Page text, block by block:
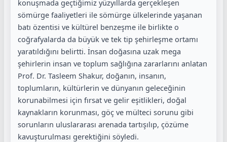
konuşmada geçtiğimiz yüzyıllarda gerçekleşen
sömürge faaliyetleri ile sömürge ülkelerinde yaşanan
batı özentisi ve kültürel benzeşme ile birlikte o
coğrafyalarda da büyük ve tek tip şehirleşme ortamı
yaratıldığını belirtti. İnsan doğasına uzak mega
şehirlerin insan ve toplum sağlığına zararlarını anlatan
Prof. Dr. Tasleem Shakur, doğanın, insanın,
toplumların, kültürlerin ve dünyanın geleceğinin
korunabilmesi için fırsat ve gelir eşitlikleri, doğal
kaynakların korunması, göç ve mülteci sorunu gibi
sorunların uluslararası arenada tartışılıp, çözüme
kavuşturulması gerektiğini söyledi.